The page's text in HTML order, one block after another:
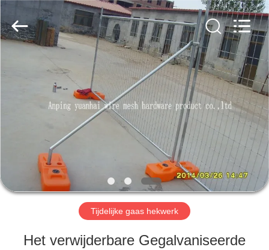
PRODUCTEN
SHOW
ONGEVEER
yuanhai
mesh
products
Co.,
Ltd.
Tijdelijke gaas hekwerk
Het verwijderbare Gegalvaniseerde